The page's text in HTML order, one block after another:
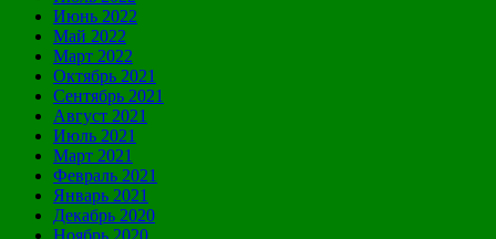
Июнь 2022
Май 2022
Март 2022
Октябрь 2021
Сентябрь 2021
Август 2021
Июль 2021
Март 2021
Февраль 2021
Январь 2021
Декабрь 2020
Ноябрь 2020